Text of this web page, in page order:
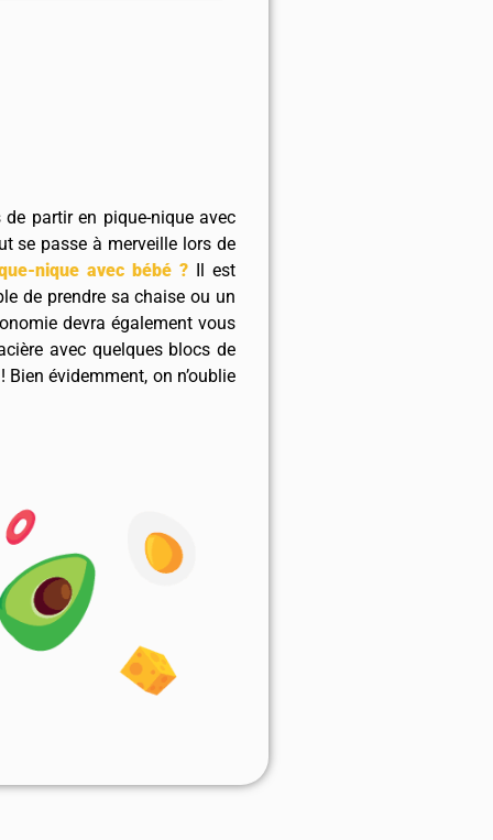
partir en pique-nique avec
se passe à merveille lors de
nique avec bébé ?Il est
de prendre sa chaise ou un
devra également vous
avec quelques blocs de
évidemment, on n’oublie